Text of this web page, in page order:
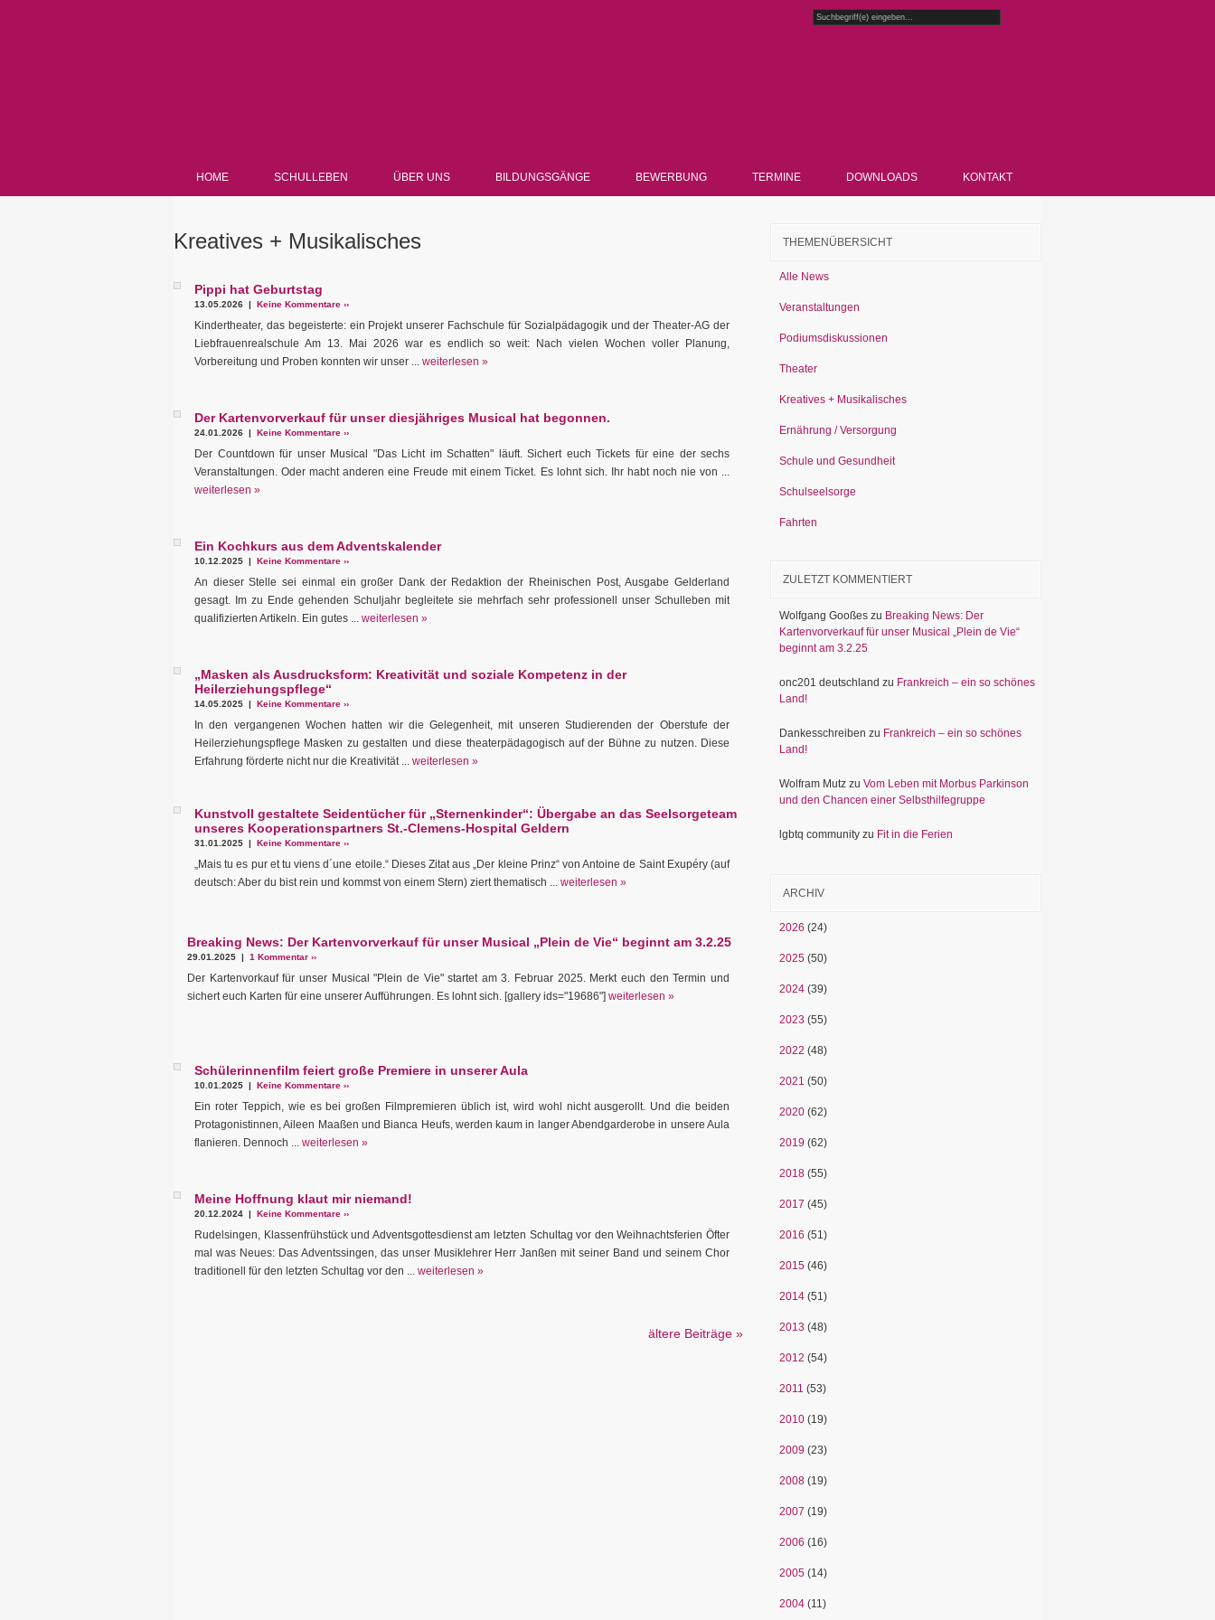
HOME SCHULLEBEN ÜBER UNS BILDUNGSGÄNGE BEWERBUNG TERMINE DOWNLOADS KONTAKT
Kreatives + Musikalisches
Pippi hat Geburtstag
13.05.2026 | Keine Kommentare ››
Kindertheater, das begeisterte: ein Projekt unserer Fachschule für Sozialpädagogik und der Theater-AG der
Liebfrauenrealschule Am 13. Mai 2026 war es endlich so weit: Nach vielen Wochen voller Planung,
Vorbereitung und Proben konnten wir unser ... weiterlesen »
Der Kartenvorverkauf für unser diesjähriges Musical hat begonnen.
24.01.2026 | Keine Kommentare ››
Der Countdown für unser Musical "Das Licht im Schatten" läuft. Sichert euch Tickets für eine der sechs
Veranstaltungen. Oder macht anderen eine Freude mit einem Ticket. Es lohnt sich. Ihr habt noch nie von ...
weiterlesen »
Ein Kochkurs aus dem Adventskalender
10.12.2025 | Keine Kommentare ››
An dieser Stelle sei einmal ein großer Dank der Redaktion der Rheinischen Post, Ausgabe Gelderland
gesagt. Im zu Ende gehenden Schuljahr begleitete sie mehrfach sehr professionell unser Schulleben mit
qualifizierten Artikeln. Ein gutes ... weiterlesen »
„Masken als Ausdrucksform: Kreativität und soziale Kompetenz in der
Heilerziehungspflege“
14.05.2025 | Keine Kommentare ››
In den vergangenen Wochen hatten wir die Gelegenheit, mit unseren Studierenden der Oberstufe der
Heilerziehungspflege Masken zu gestalten und diese theaterpädagogisch auf der Bühne zu nutzen. Diese
Erfahrung förderte nicht nur die Kreativität ... weiterlesen »
Kunstvoll gestaltete Seidentücher für „Sternenkinder“: Übergabe an das Seelsorgeteam
unseres Kooperationspartners St.-Clemens-Hospital Geldern
31.01.2025 | Keine Kommentare ››
„Mais tu es pur et tu viens d´une etoile.“ Dieses Zitat aus „Der kleine Prinz“ von Antoine de Saint Exupéry (auf
deutsch: Aber du bist rein und kommst von einem Stern) ziert thematisch ... weiterlesen »
Breaking News: Der Kartenvorverkauf für unser Musical „Plein de Vie“ beginnt am 3.2.25
29.01.2025 | 1 Kommentar ››
Der Kartenvorkauf für unser Musical "Plein de Vie" startet am 3. Februar 2025. Merkt euch den Termin und
sichert euch Karten für eine unserer Aufführungen. Es lohnt sich. [gallery ids="19686"] weiterlesen »
Schülerinnenfilm feiert große Premiere in unserer Aula
10.01.2025 | Keine Kommentare ››
Ein roter Teppich, wie es bei großen Filmpremieren üblich ist, wird wohl nicht ausgerollt. Und die beiden
Protagonistinnen, Aileen Maaßen und Bianca Heufs, werden kaum in langer Abendgarderobe in unsere Aula
flanieren. Dennoch ... weiterlesen »
Meine Hoffnung klaut mir niemand!
20.12.2024 | Keine Kommentare ››
Rudelsingen, Klassenfrühstück und Adventsgottesdienst am letzten Schultag vor den Weihnachtsferien Öfter
mal was Neues: Das Adventssingen, das unser Musiklehrer Herr Janßen mit seiner Band und seinem Chor
traditionell für den letzten Schultag vor den ... weiterlesen »
ältere Beiträge »
THEMENÜBERSICHT
Alle News
Veranstaltungen
Podiumsdiskussionen
Theater
Kreatives + Musikalisches
Ernährung / Versorgung
Schule und Gesundheit
Schulseelsorge
Fahrten
ZULETZT KOMMENTIERT
Wolfgang Gooßes zu Breaking News: Der
Kartenvorverkauf für unser Musical „Plein de Vie“
beginnt am 3.2.25
onc201 deutschland zu Frankreich – ein so schönes
Land!
Dankesschreiben zu Frankreich – ein so schönes
Land!
Wolfram Mutz zu Vom Leben mit Morbus Parkinson
und den Chancen einer Selbsthilfegruppe
lgbtq community zu Fit in die Ferien
ARCHIV
2026 (24)
2025 (50)
2024 (39)
2023 (55)
2022 (48)
2021 (50)
2020 (62)
2019 (62)
2018 (55)
2017 (45)
2016 (51)
2015 (46)
2014 (51)
2013 (48)
2012 (54)
2011 (53)
2010 (19)
2009 (23)
2008 (19)
2007 (19)
2006 (16)
2005 (14)
2004 (11)